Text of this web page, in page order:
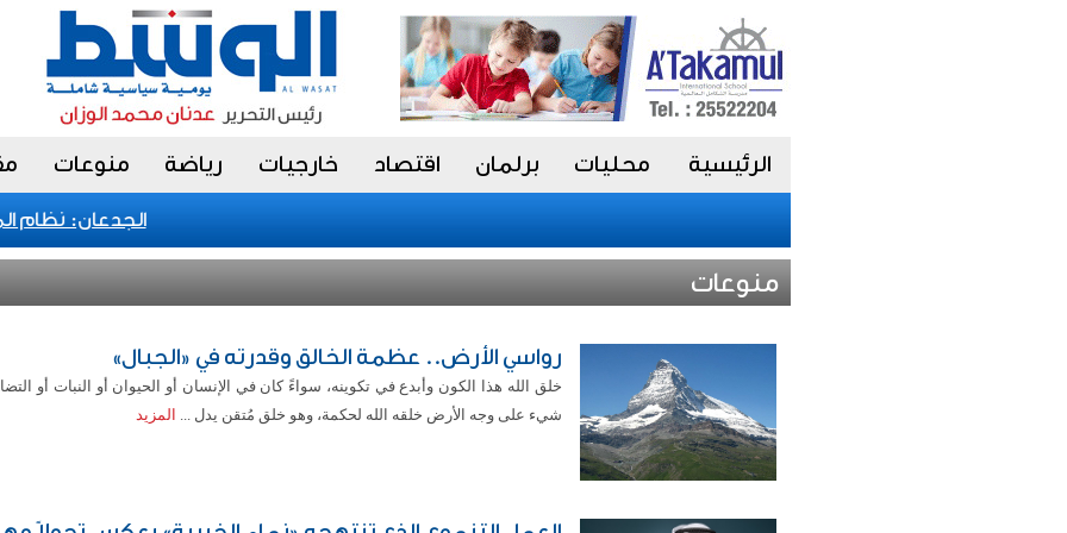
الرئيسية محليات برلمان اقتصاد خارجيات رياضة منوعات
الجدعان: نظام
منوعات
رواسي الأرض.. عظمة الخالق وقدرته في «الجبال»
خلق الله هذا الكون وأبدع في تكوينه، سواءً كان في الإنسان أو الحيوان أو النبات أو
شيء على وجه الأرض خلقه الله لحكمة، وهو خلق مُتقن يدل ... المزيد